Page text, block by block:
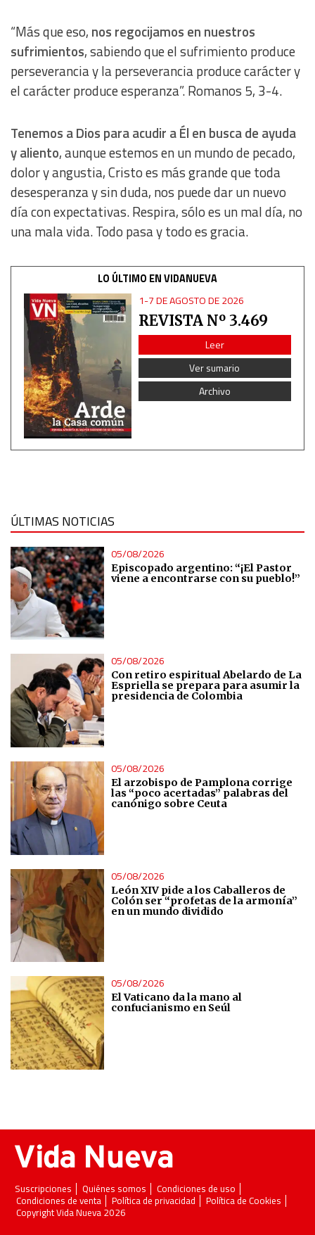
“Más que eso, nos regocijamos en nuestros
sufrimientos, sabiendo que el sufrimiento produce
perseverancia y la perseverancia produce carácter y
el carácter produce esperanza”. Romanos 5, 3-4.
Tenemos a Dios para acudir a Él en busca de ayuda
y aliento, aunque estemos en un mundo de pecado,
dolor y angustia, Cristo es más grande que toda
desesperanza y sin duda, nos puede dar un nuevo
día con expectativas. Respira, sólo es un mal día, no
una mala vida. Todo pasa y todo es gracia.
LO ÚLTIMO EN VIDANUEVA
1-7 DE AGOSTO DE 2026
REVISTA Nº 3.469
Leer
Ver sumario
Archivo
ÚLTIMAS NOTICIAS
05/08/2026
Episcopado argentino: “¡El Pastor
viene a encontrarse con su pueblo!”
05/08/2026
Con retiro espiritual Abelardo de La
Espriella se prepara para asumir la
presidencia de Colombia
05/08/2026
El arzobispo de Pamplona corrige
las “poco acertadas” palabras del
canónigo sobre Ceuta
05/08/2026
León XIV pide a los Caballeros de
Colón ser “profetas de la armonía”
en un mundo dividido
05/08/2026
El Vaticano da la mano al
confucianismo en Seúl
Suscripciones Quiénes somos
Condiciones de uso
Condiciones de venta
Política de privacidad
Política de Cookies
Copyright Vida Nueva 2026
Use limited data to select content
IAB Special Features:
Identify devices based on information actively requested
Non-IAB processing purposes:
Essential
Analytical
Advertising